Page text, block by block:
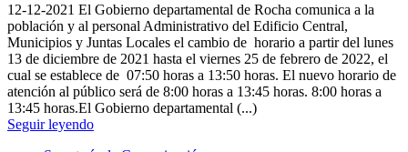
12-12-2021 El Gobierno departamental de Rocha comunica a la
población y al personal Administrativo del Edificio Central,
Municipios y Juntas Locales el cambio de horario a partir del lunes
13 de diciembre de 2021 hasta el viernes 25 de febrero de 2022, el
cual se establece de 07:50 horas a 13:50 horas. El nuevo horario de
atención al público será de 8:00 horas a 13:45 horas. 8:00 horas a
13:45 horas.El Gobierno departamental (...)
Seguir leyendo